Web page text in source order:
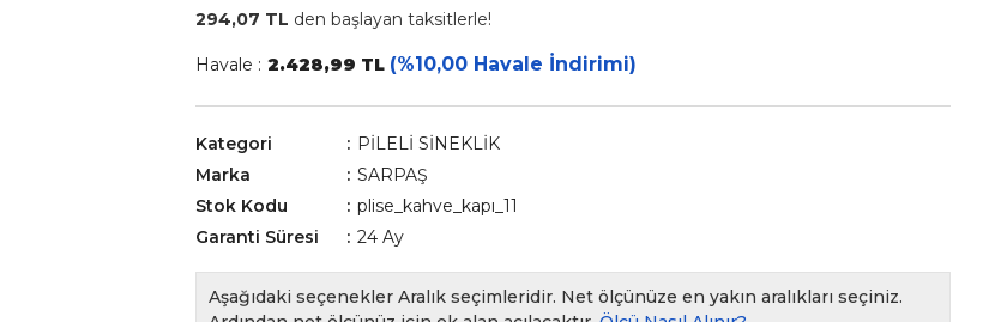
294,07 TL den başlayan taksitlerle!
Havale : 2.428,99 TL (%10,00 Havale İndirimi)
Kategori
PİLELİ SİNEKLİK
Marka
SARPAŞ
Stok Kodu
plise_kahve_kapı_11
Garanti Süresi
24 Ay
Aşağıdaki seçenekler Aralık seçimleridir. Net ölçünüze en yakın aralıkları seçiniz.